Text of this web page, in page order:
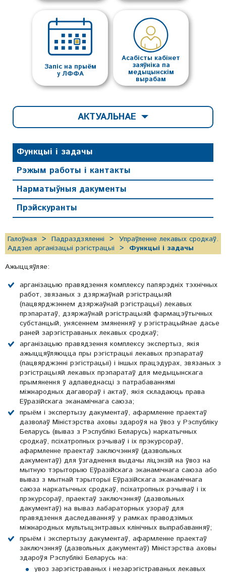
Запіс на прыём
у ЛФФА
Асабісты кабінет
заяўніка па
медыцынскім
вырабам
Функцыі і задачы
Рэжым работы і кантакты
Нарматыўныя дакументы
Прэйскуранты
АКТУАЛЬНАЕ
Галоўная Падраздзяленні
Упраўленне лекавых сродкаў.
Аддзел арганізацыі рэгістрацыі
Функцыі і задачы
Ажыццяўляе:
арганізацыю правядзення комплексу папярэдніх тэхнічных
работ, звязаных з дзяржаўнай рэгістрацыяй
(пацвярджэннем дзяржаўнай рэгістрацыі) лекавых
прэпаратаў, дзяржаўнай рэгістрацыяй фармацэўтычных
субстанцый, унясеннем змяненняў у рэгістрацыйнае дасье
раней зарэгістраваных лекавых сродкаў;
арганізацыю правядзення комплексу экспертыз, якія
ажыццяўляюцца пры рэгістрацыі лекавых прэпаратаў
(пацвярджэнні рэгістрацыі) і іншых працэдурах, звязаных з
рэгістрацыяй лекавых прэпаратаў для медыцынскага
прымянення ў адпаведнасці з патрабаваннямі
міжнародных дагавораў і актаў, якія складаюць права
Еўразійскага эканамічнага саюза;
прыём і экспертызу дакументаў, афармленне праектаў
дазволаў Міністэрства аховы здароўя на ўвоз у Рэспубліку
Беларусь (вываз з Рэспублікі Беларусь) наркатычных
сродкаў, псіхатропных рэчываў і іх прэкурсораў,
афармленне праектаў заключэнняў (дазвольных
дакументаў) для ўзгаднення выдачы ліцэнзій на ўвоз на
мытную тэрыторыю Еўразійскага эканамічнага саюза або
вываз з мытнай тэрыторыі Еўразійскага эканамічнага
саюза наркатычных сродкаў, псіхатропных рэчываў і іх
прэкурсораў, праектаў заключэнняў (дазвольных
дакументаў) на вываз лабараторных узораў для
правядзення даследаванняў у рамках праводзімых
міжнародных мультыцэнтравых клінічных выпрабаванняў;
прыём і экспертызу дакументаў, афармленне праектаў
заключэнняў (дазвольных дакументаў) Міністэрства аховы
здароўя Рэспублікі Беларусь на:
увоз зарэгістраваных і незарэгістраваных лекавых